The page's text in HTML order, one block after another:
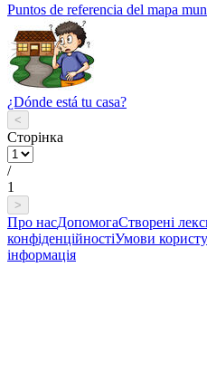
Puntos de referencia del mapa
¿Dónde está tu casa?
<
Сторінка
/
1
>
Про насДопомогаСтворені
конфіденційностіУмови
інформація